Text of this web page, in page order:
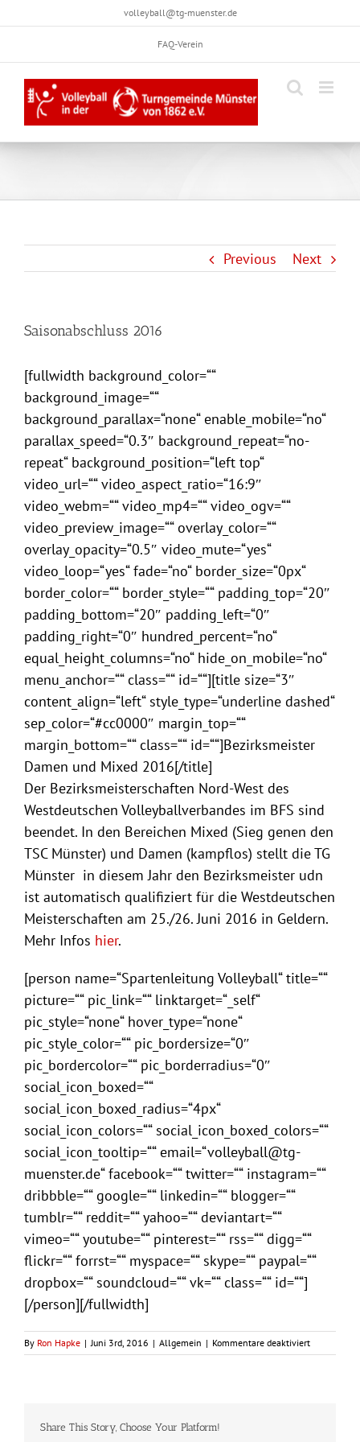
to
volleyball@tg-muenster.de
FAQ-Verein
Previous Next
Saisonabschluss 2016
[fullwidth background_color=““
background_image=““
background_parallax=“none“ enable_mobile=“no“
parallax_speed=“0.3″ background_repeat=“no-
repeat“ background_position=“left top“
video_url=““ video_aspect_ratio=“16:9″
video_webm=““ video_mp4=““ video_ogv=““
video_preview_image=““ overlay_color=““
overlay_opacity=“0.5″ video_mute=“yes“
video_loop=“yes“ fade=“no“ border_size=“0px“
border_color=““ border_style=““ padding_top=“20″
padding_bottom=“20″ padding_left=“0″
padding_right=“0″ hundred_percent=“no“
equal_height_columns=“no“ hide_on_mobile=“no“
menu_anchor=““ class=““ id=““][title size=“3″
content_align=“left“ style_type=“underline dashed“
sep_color=“#cc0000″ margin_top=““
margin_bottom=““ class=““ id=““]Bezirksmeister
Damen und Mixed 2016[/title]
Der Bezirksmeisterschaften Nord-West des
Westdeutschen Volleyballverbandes im BFS sind
beendet. In den Bereichen Mixed (Sieg genen den
TSC Münster) und Damen (kampflos) stellt die TG
Münster in diesem Jahr den Bezirksmeister udn
ist automatisch qualifiziert für die Westdeutschen
Meisterschaften am 25./26. Juni 2016 in Geldern.
Mehr Infos hier.
[person name=“Spartenleitung Volleyball“ title=““
picture=““ pic_link=““ linktarget=“_self“
pic_style=“none“ hover_type=“none“
pic_style_color=““ pic_bordersize=“0″
pic_bordercolor=““ pic_borderradius=“0″
social_icon_boxed=““
social_icon_boxed_radius=“4px“
social_icon_colors=““ social_icon_boxed_colors=““
social_icon_tooltip=““ email=“volleyball@tg-
muenster.de“ facebook=““ twitter=““ instagram=““
dribbble=““ google=““ linkedin=““ blogger=““
tumblr=““ reddit=““ yahoo=““ deviantart=““
vimeo=““ youtube=““ pinterest=““ rss=““ digg=““
flickr=““ forrst=““ myspace=““ skype=““ paypal=““
dropbox=““ soundcloud=““ vk=““ class=““ id=““]
[/person][/fullwidth]
By Ron Hapke | Juni 3rd, 2016 | Allgemein | Kommentare deaktiviertfür
Share This Story, Choose Your Platform!